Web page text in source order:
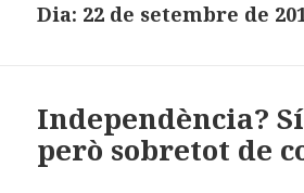
Dia: 22 de setembre de
Independència?
però sobretot de